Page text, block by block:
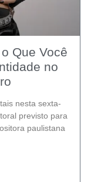
Que Você
no
nesta sexta-
previsto para
paulistana